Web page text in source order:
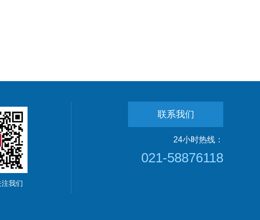
我们
联系我们
24小时热线：
021-58876118